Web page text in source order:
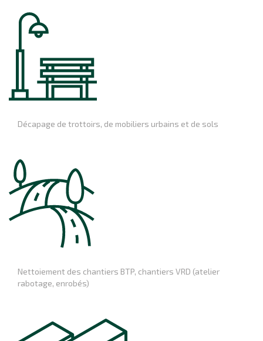
Décapage de trottoirs, de mobiliers urbains et de sols
Nettoiement des chantiers BTP, chantiers VRD (atelier
rabotage, enrobés)